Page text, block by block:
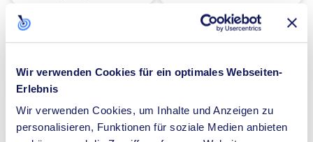
Wir verwenden Cookies für ein optimales Webseiten-
Erlebnis
Wir verwenden Cookies, um Inhalte und Anzeigen zu
personalisieren, Funktionen für soziale Medien anbieten
Dämmung